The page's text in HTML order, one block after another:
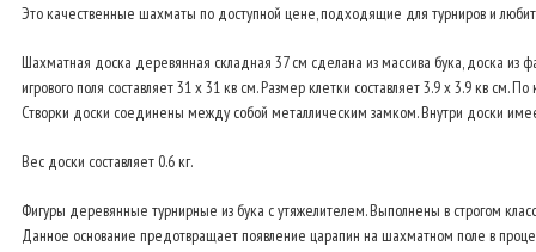
Это качественные шахматы по доступной цене, подходящие для турниров и
Шахматная доска деревянная складная 37 см сделана из массива бука, доска из
игрового поля составляет 31 х 31 кв см. Размер клетки составляет 3.9 х 3.9 кв
Створки доски соединены между собой металлическим замком. Внутри доски
Вес доски составляет 0.6 кг.
Фигуры деревянные турнирные из бука с утяжелителем. Выполнены в строгом
Данное основание предотвращает появление царапин на шахматном поле в